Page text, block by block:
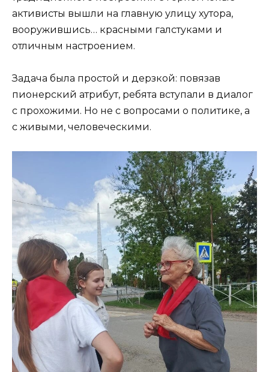
активисты вышли на главную улицу хутора,
вооружившись… красными галстуками и
отличным настроением.
Задача была простой и дерзкой: повязав
пионерский атрибут, ребята вступали в диалог
с прохожими. Но не с вопросами о политике, а
с живыми, человеческими.